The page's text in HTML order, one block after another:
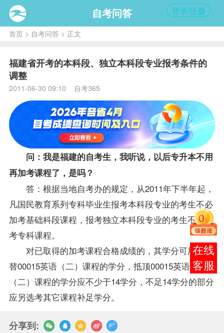
报考
咨询
自考问答 登录/注册
首页> 自考问答> 正文
福建省开考的本科段、独立本科段专业报考条件的
调整
2011-06-30 09:10 自考365
问：我是福建的自考生，我听说，以后专升本不用
再加考课程了，是吗？
答：根据当地自考办的规定，从2011年下半年起，
凡国民教育系列专科毕业生报考本科段专业的考生不必
加考基础科段课程，报考独立本科段专业的考生不必加
考专科课程。
对已取得的加考课程合格成绩的，其学分可用于顶
替00015英语（二） 课程的学分，抵顶00015英语
（二）课程的学分应不少于14学分，不足14学分的部分
应另选考其它课程补足学分。
分享到: